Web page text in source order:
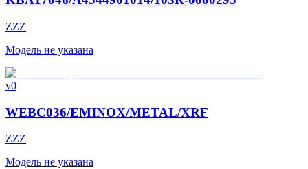
ZZZ
Модель не указана
v0
WEBC036/EMINOX/METAL/XRF
ZZZ
Модель не указана